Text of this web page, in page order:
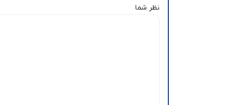
نظر شما